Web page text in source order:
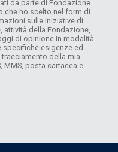
da parte di Fondazione
che ho scelto nel form di
sulle iniziative di
attività della Fondazione,
di opinione in modalità
esigenze ed
della mia
MMS, posta cartacea e